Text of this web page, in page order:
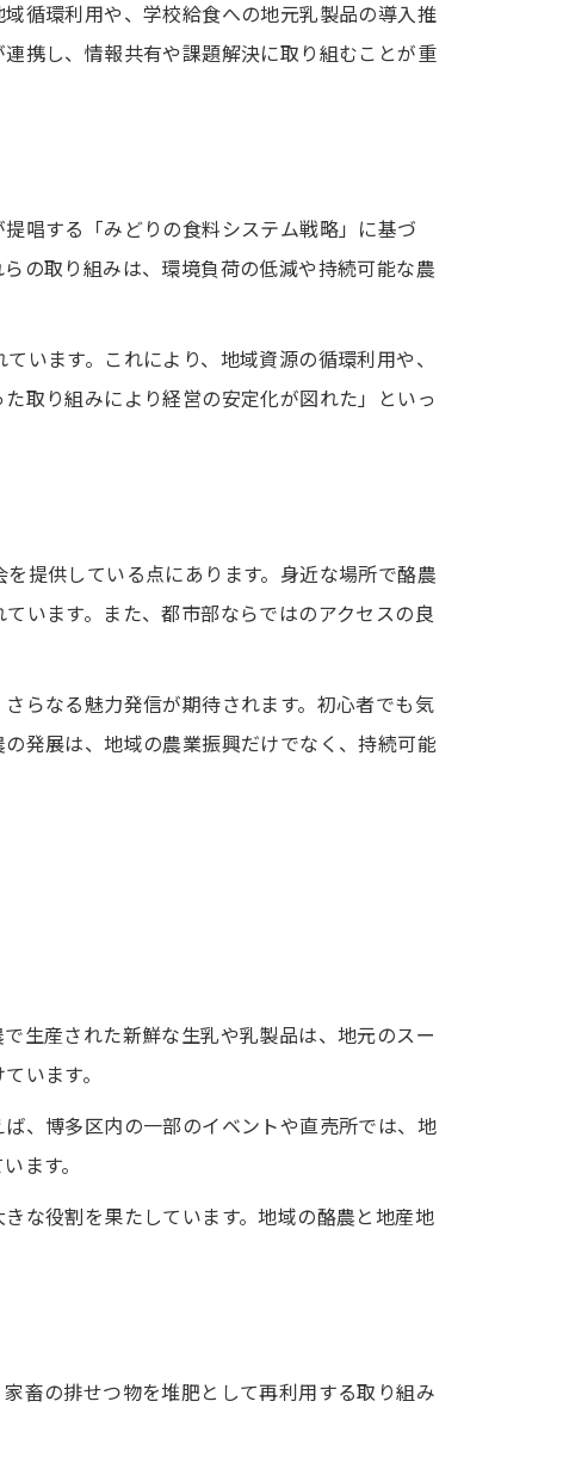
循環利用や、学校給食への地元乳製品の導入推
携し、情報共有や課題解決に取り組むことが重
唱する「みどりの食料システム戦略」に基づ
の取り組みは、環境負荷の低減や持続可能な農
います。これにより、地域資源の循環利用や、
取り組みにより経営の安定化が図れた」といっ
提供している点にあります。身近な場所で酪農
います。また、都市部ならではのアクセスの良
らなる魅力発信が期待されます。初心者でも気
発展は、地域の農業振興だけでなく、持続可能
生産された新鮮な生乳や乳製品は、地元のスー
います。
、博多区内の一部のイベントや直売所では、地
ます。
な役割を果たしています。地域の酪農と地産地
畜の排せつ物を堆肥として再利用する取り組み